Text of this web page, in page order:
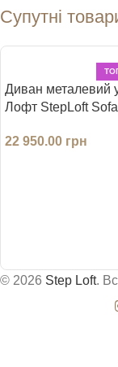
Супутні
Диван металевий у
Лофт StepLoft
22 950.00 грн
© 2026 Step Loft.